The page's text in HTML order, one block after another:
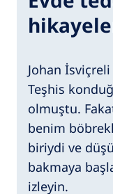
Johan
Teşhis
olmuştu.
benim
biriydi ve
bakmaya
izleyin.